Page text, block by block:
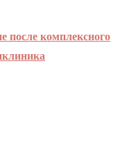
после комплексного